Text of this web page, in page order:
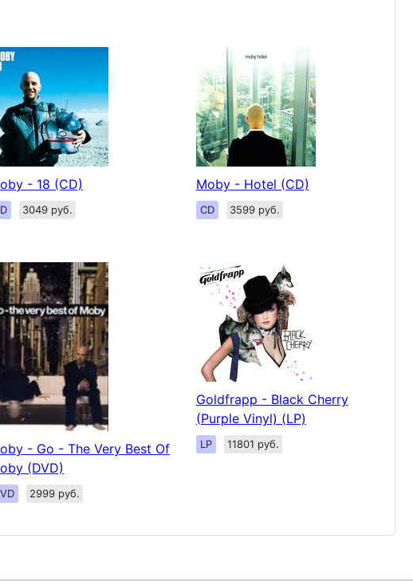
- 18 (CD)
3049 руб.
Moby - Hotel (CD)
CD 3599 руб.
- Go - The Very Best Of
(DVD)
2999 руб.
Goldfrapp - Black Cherry
(Purple Vinyl) (LP)
LP 11801 руб.